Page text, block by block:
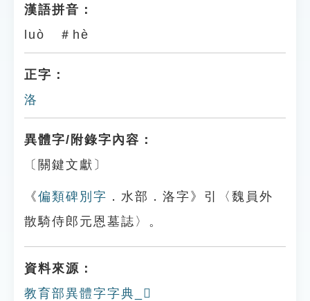
漢語拼音：
luò ＃hè
正字：
洛
異體字/附錄字內容：
〔關鍵文獻〕
《偏類碑別字 ．水部．洛字》引〈魏員外
散騎侍郎元恩墓誌〉。
資料來源：
教育部異體字字典_𠗂